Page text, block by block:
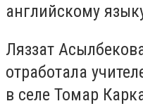
английскому
Ляззат
отработала
в селе Томар